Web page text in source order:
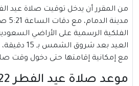
الفلكية الرسمية على الأراضي
العيد بعد
مع إمكانية إقامتها حتى دخول وقت